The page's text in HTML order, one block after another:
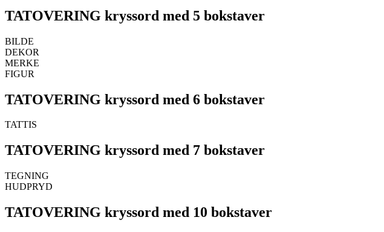
TATOVERING kryssord med 5 bokstaver
BILDE
DEKOR
MERKE
FIGUR
TATOVERING kryssord med 6 bokstaver
TATTIS
TATOVERING kryssord med 7 bokstaver
TEGNING
HUDPRYD
TATOVERING kryssord med 10 bokstaver